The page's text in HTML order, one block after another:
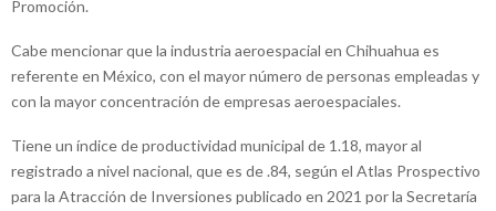
Promoción.
Cabe mencionar que la industria aeroespacial en Chihuahua es
referente en México, con el mayor número de personas empleadas y
con la mayor concentración de empresas aeroespaciales.
Tiene un índice de productividad municipal de 1.18, mayor al
registrado a nivel nacional, que es de .84, según el Atlas Prospectivo
para la Atracción de Inversiones publicado en 2021 por la Secretaría